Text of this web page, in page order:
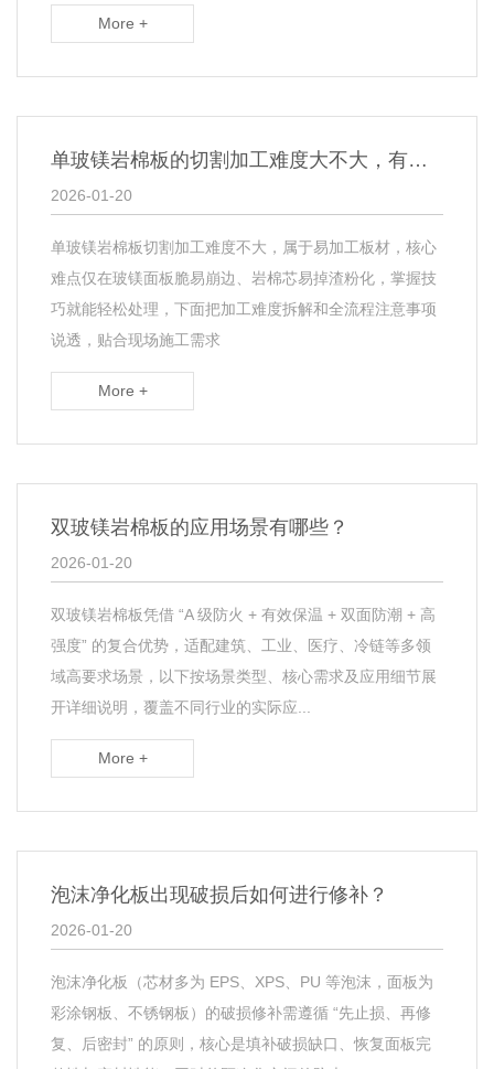
More +
单玻镁岩棉板的切割加工难度大不大，有哪些注意事项？​
2026-01-20
单玻镁岩棉板切割加工难度不大，属于易加工板材，核心
难点仅在玻镁面板脆易崩边、岩棉芯易掉渣粉化，掌握技
巧就能轻松处理，下面把加工难度拆解和全流程注意事项
说透，贴合现场施工需求
More +
双玻镁岩棉板的应用场景有哪些？
2026-01-20
双玻镁岩棉板凭借 “A 级防火 + 有效保温 + 双面防潮 + 高
强度” 的复合优势，适配建筑、工业、医疗、冷链等多领
域高要求场景，以下按场景类型、核心需求及应用细节展
开详细说明，覆盖不同行业的实际应...
More +
泡沫净化板出现破损后如何进行修补？​
2026-01-20
泡沫净化板（芯材多为 EPS、XPS、PU 等泡沫，面板为
彩涂钢板、不锈钢板）的破损修补需遵循 “先止损、再修
复、后密封” 的原则，核心是填补破损缺口、恢复面板完